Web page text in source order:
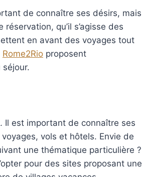
de connaître ses désirs, mais
qu’il s’agisse des
en avant des voyages tout
Rome2Rio proposent
séjour.
Il est important de connaître ses
vols et hôtels. Envie de
une thématique particulière ?
pour des sites proposant une